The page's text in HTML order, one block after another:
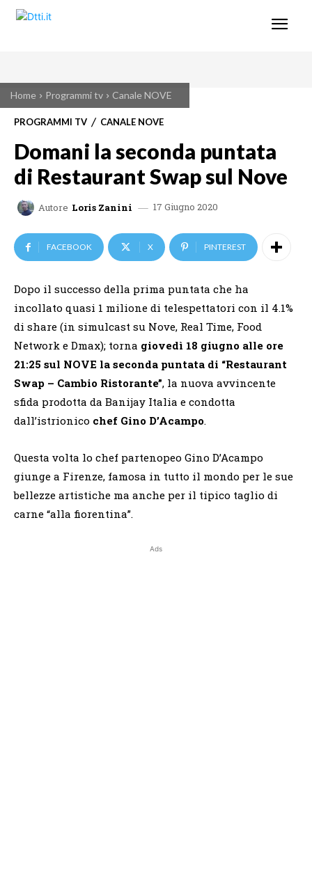
Home Programmi tv Canale NOVE
PROGRAMMI TV CANALE NOVE
Domani la seconda puntata
di Restaurant Swap sul Nove
Autore Loris Zanini 17 Giugno 2020
FACEBOOK X PINTEREST
Dopo il successo della prima puntata che ha
incollato quasi 1 milione di telespettatori con il 4.1%
di share (in simulcast su Nove, Real Time, Food
Network e Dmax); torna giovedì 18 giugno alle ore
21:25 sul NOVE la seconda puntata di “Restaurant
Swap – Cambio Ristorante”, la nuova avvincente
sfida prodotta da Banijay Italia e condotta
dall’istrionico chef Gino D’Acampo.
Questa volta lo chef partenopeo Gino D’Acampo
giunge a Firenze, famosa in tutto il mondo per le sue
bellezze artistiche ma anche per il tipico taglio di
carne “alla fiorentina”.
Ads